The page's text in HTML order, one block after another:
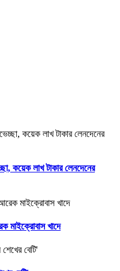
কয়েক লাখ টাকার লেনদেনের
মাইক্রোবাস খাদে